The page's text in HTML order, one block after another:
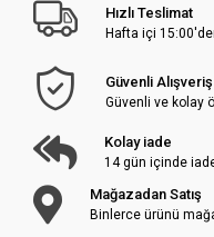
Hızlı Teslimat
Hafta içi
Güvenli Alışveriş
Güvenli ve kolay
Kolay iade
14 gün içinde
Mağazadan Satış
Binlerce ürünü